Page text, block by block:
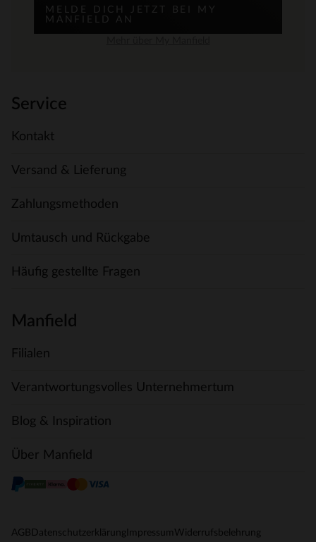
MELDE DICH JETZT BEI MY
MANFIELD AN
Service
Kontakt
Versand & Lieferung
Zahlungsmethoden
Umtausch und Rückgabe
Häufig gestellte Fragen
Manfield
Filialen
Verantwortungsvolles Unternehmertum
Blog & Inspiration
Über Manfield
AGB Datenschutzerklärung Impressum Widerrufsbelehrung